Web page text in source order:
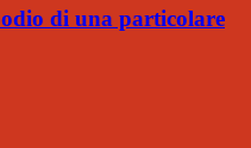
di una particolare